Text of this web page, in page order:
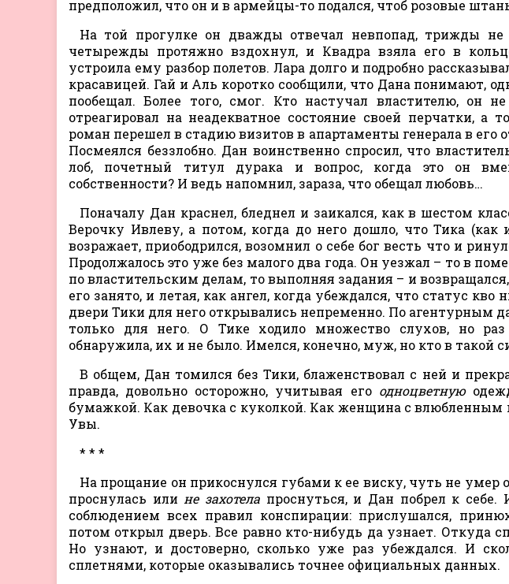
предположил, что он и в армейцы-то подался, чтоб розовые
На той прогулке он дважды отвечал невпопад, трижды
четырежды протяжно вздохнул, и Квадра взяла его в
устроила ему разбор полетов. Лара долго и подробно
красавицей. Гай и Аль коротко сообщили, что Дана понимают,
пообещал. Более того, смог. Кто настучал властителю, он
отреагировал на неадекватное состояние своей перчатки, а
роман перешел в стадию визитов в апартаменты генерала в его
Посмеялся беззлобно. Дан воинственно спросил, что
лоб, почетный титул дурака и вопрос, когда это он
собственности? И ведь напомнил, зараза, что обещал любовь…
Поначалу Дан краснел, бледнел и заикался, как в шестом
Верочку Ивлеву, а потом, когда до него дошло, что Тика (как
возражает, приободрился, возомнил о себе бог весть что и
Продолжалось это уже без малого два года. Он уезжал – то в
по властительским делам, то выполняя задания – и
его занято, и летая, как ангел, когда убеждался, что статус
двери Тики для него открывались непременно. По агентурным
только для него. О Тике ходило множество слухов, но
обнаружила, их и не было. Имелся, конечно, муж, но кто в такой
В общем, Дан томился без Тики, блаженствовал с ней и
правда, довольно осторожно, учитывая его одноцветную
бумажкой. Как девочка с куколкой. Как женщина с
Увы.
* * *
На прощание он прикоснулся губами к ее виску, чуть не
проснулась или не захотела проснуться, и Дан побрел к
соблюдением всех правил конспирации: прислушался,
потом открыл дверь. Все равно кто-нибудь да узнает. Откуда
Но узнают, и достоверно, сколько уже раз убеждался. И
сплетнями, которые оказывались точнее официальных данных.